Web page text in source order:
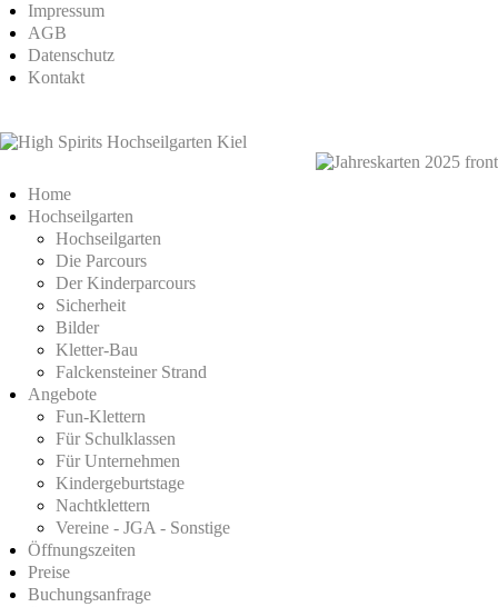
Impressum
AGB
Datenschutz
Kontakt
Home
Hochseilgarten
Hochseilgarten
Die Parcours
Der Kinderparcours
Sicherheit
Bilder
Kletter-Bau
Falckensteiner Strand
Angebote
Fun-Klettern
Für Schulklassen
Für Unternehmen
Kindergeburtstage
Nachtklettern
Vereine - JGA - Sonstige
Öffnungszeiten
Preise
Buchungsanfrage